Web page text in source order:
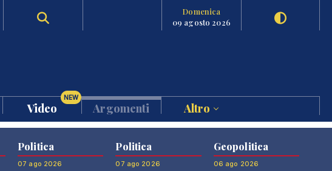
Domenica
09 agosto 2026
Video
NEW
Argomenti Altro
Politica
07 ago 2026
Politica
07 ago 2026
Geopolitica
06 ago 2026